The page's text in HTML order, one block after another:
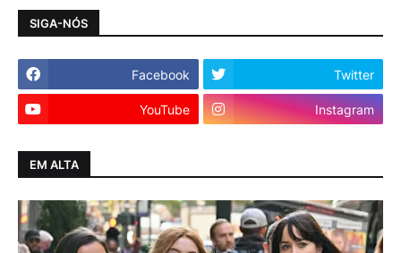
SIGA-NÓS
Facebook Twitter
YouTube Instagram
EM ALTA